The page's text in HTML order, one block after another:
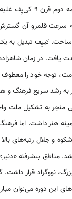
به پایتخت دولت
در سرزمین‌های دیگر به
ساخت. کییِف تبدیل
یافت. در زمان
توجه خود را معطوف
رشد سریع فرهنگ و
منجر به تشکیل ملت
هنر داشت. اما
و جلال رتبه‌های
مناطق پیشرفته
دوره می‌توان مبارزه